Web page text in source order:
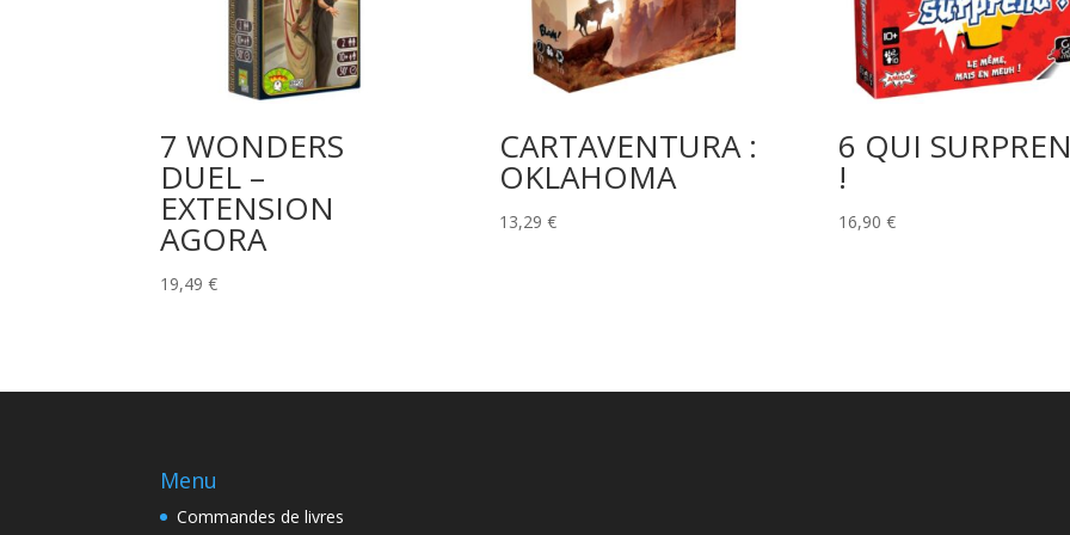
7 WONDERS
DUEL –
EXTENSION
AGORA
19,49€
CARTAVENTURA :
OKLAHOMA
13,29 €
6 QUI
!
16,90 €
Menu
Commandes de livres